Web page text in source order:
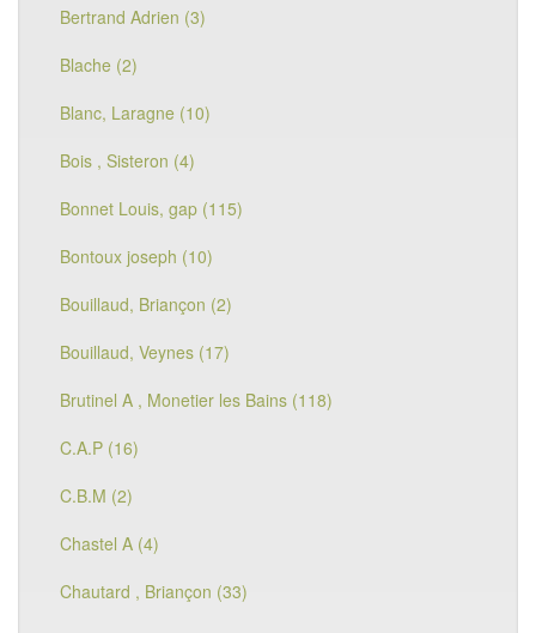
Bertrand Adrien (3)
Blache (2)
Blanc, Laragne (10)
Bois , Sisteron (4)
Bonnet Louis, gap (115)
Bontoux joseph (10)
Bouillaud, Briançon (2)
Bouillaud, Veynes (17)
Brutinel A , Monetier les Bains (118)
C.A.P (16)
C.B.M (2)
Chastel A (4)
Chautard , Briançon (33)